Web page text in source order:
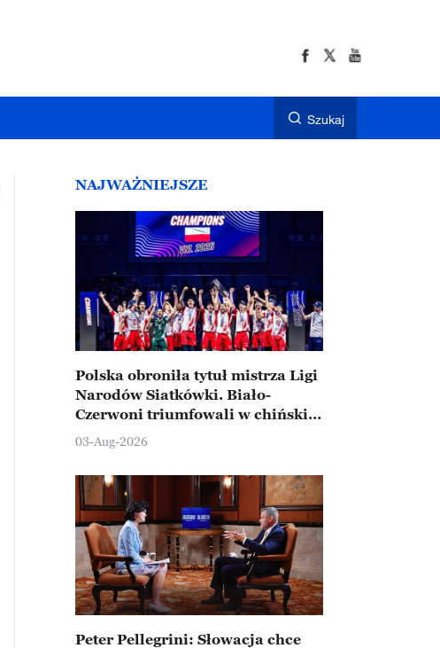
Szukaj
NAJWAŻNIEJSZE
Polska obroniła tytuł mistrza Ligi
Narodów Siatkówki. Biało-
Czerwoni triumfowali w chińskim
Ningbo
03-Aug-2026
Peter Pellegrini: Słowacja chce